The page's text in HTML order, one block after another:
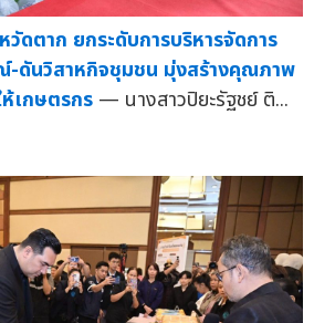
ดตาก ยกระดับการบริหารจัดการ
-ดันวิสาหกิจชุมชน มุ่งสร้างคุณภาพ
เกษตรกร — นางสาวปิยะรัฐชย์ ติ...